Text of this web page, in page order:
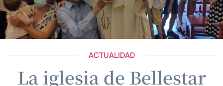
ACTUALIDAD
La iglesia de Bellestar